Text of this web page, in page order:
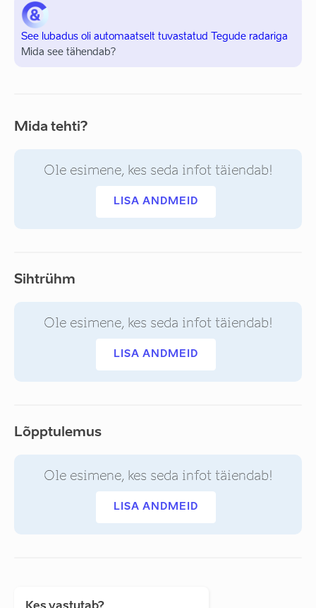
See lubadus oli automaatselt tuvastatud Tegude radariga
Mida see tähendab?
Mida tehti?
Ole esimene, kes seda infot täiendab!
LISA ANDMEID
Sihtrühm
Ole esimene, kes seda infot täiendab!
LISA ANDMEID
Lõpptulemus
Ole esimene, kes seda infot täiendab!
LISA ANDMEID